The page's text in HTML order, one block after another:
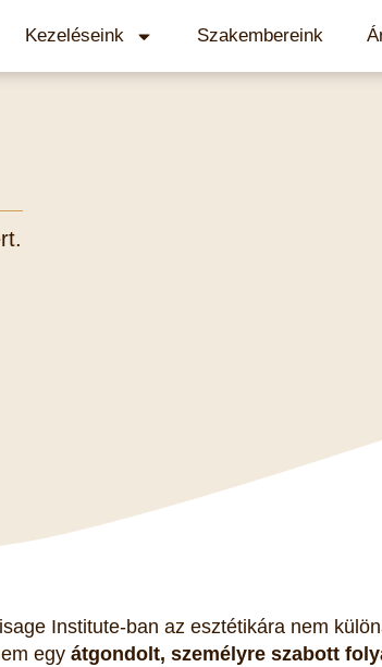
Kezeléseink Szakembereink
Institute-ban az esztétikára nem
egy átgondolt, személyre szabott